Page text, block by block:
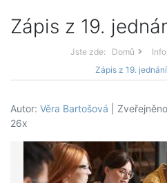
Zápis z 19.
Jste zde: Domů
Zápis z 19.
Autor: Věra Bartošová |
26x